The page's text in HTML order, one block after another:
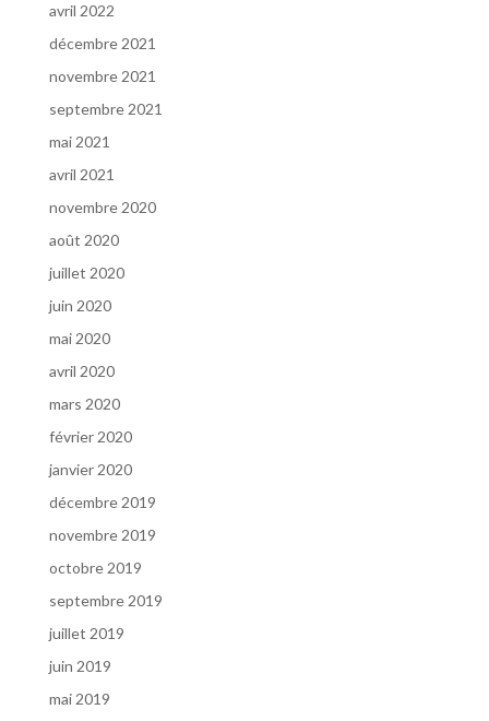
avril 2022
décembre 2021
novembre 2021
septembre 2021
mai 2021
avril 2021
novembre 2020
août 2020
juillet 2020
juin 2020
mai 2020
avril 2020
mars 2020
février 2020
janvier 2020
décembre 2019
novembre 2019
octobre 2019
septembre 2019
juillet 2019
juin 2019
mai 2019